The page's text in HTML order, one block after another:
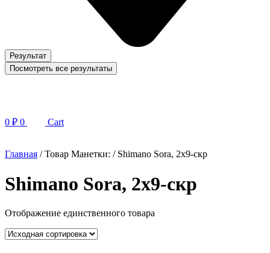
Результат
Посмотреть все результаты
0 ₽ 0 Cart
Главная / Товар Манетки: / Shimano Sora, 2x9-скр
Shimano Sora, 2x9-скр
Отображение единственного товара